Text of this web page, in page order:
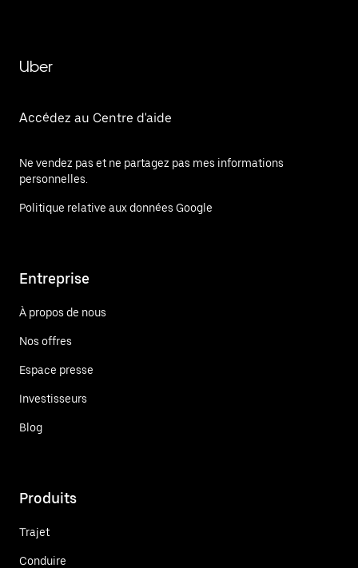
Uber
Accédez au Centre d'aide
Ne vendez pas et ne partagez pas mes informations
personnelles.
Politique relative aux données Google
Entreprise
À propos de nous
Nos offres
Espace presse
Investisseurs
Blog
Produits
Trajet
Conduire